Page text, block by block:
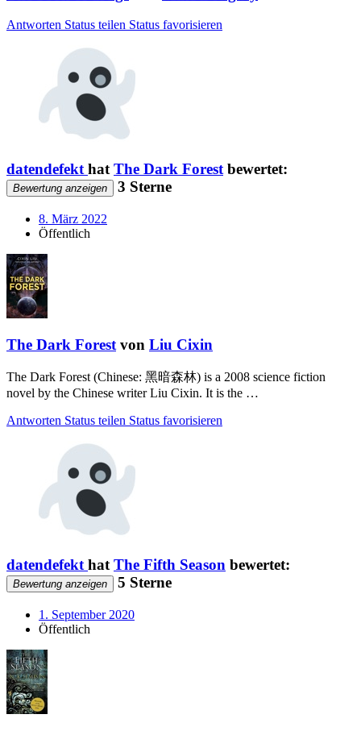
Antworten Status teilen Status favorisieren
datendefekt hat The Dark Forest bewertet:
Bewertung anzeigen 3 Sterne
8. März 2022
Öffentlich
The Dark Forestvon Liu Cixin
The Dark Forest (Chinese: 黑暗森林) is a 2008 science fiction
novel by the Chinese writer Liu Cixin. It is the …
Antworten Status teilen Status favorisieren
datendefekt hat The Fifth Season bewertet:
Bewertung anzeigen 5 Sterne
1. September 2020
Öffentlich